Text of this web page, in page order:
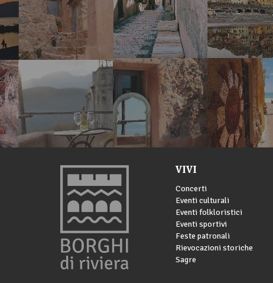
VIVI
Concerti
Eventi culturali
Eventi folkloristici
Eventi sportivi
Feste patronali
Rievocazioni storiche
Sagre